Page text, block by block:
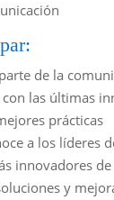
de la
las últimas
prácticas
a los líderes
innovadores
y